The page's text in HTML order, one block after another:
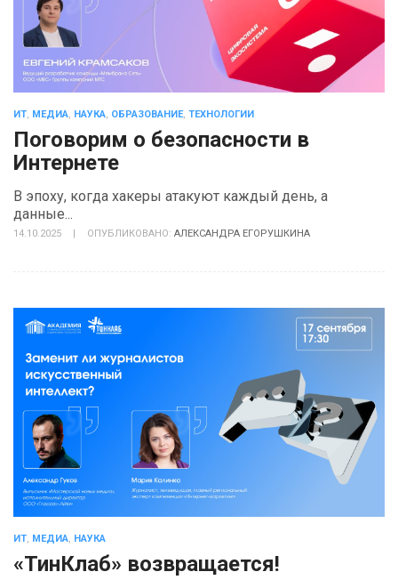
ИТ, МЕДИА, НАУКА, ОБРАЗОВАНИЕ, ТЕХНОЛОГИИ
Поговорим о безопасности в
Интернете
В эпоху, когда хакеры атакуют каждый день, а
данные...
14.10.2025 ОПУБЛИКОВАНО: АЛЕКСАНДРА ЕГОРУШКИНА
ИТ, МЕДИА, НАУКА
«ТинКлаб» возвращается!